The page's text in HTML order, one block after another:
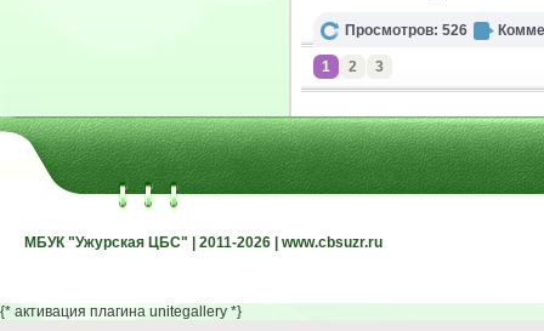
Просмотров: 526
1 2 3
МБУК "Ужурская ЦБС" | 2011-2026 | www.cbsuzr.ru
МБУК "Ужурская ЦБС" | 2011-2026 | www.cbsuzr.ru
{* активация плагина unitegallery *}